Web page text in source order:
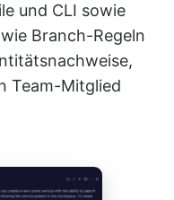
und CLI sowie
Branch-Regeln
Team-Mitglied